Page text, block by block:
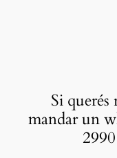
Si
mandar un